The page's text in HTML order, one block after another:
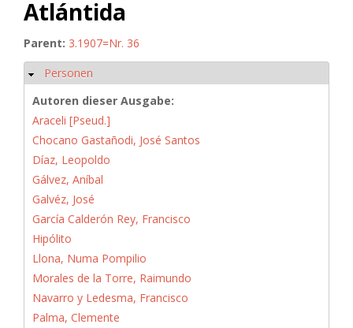
Atlántida
Parent: 3.1907=Nr. 36
Hide
Personen
Autoren dieser Ausgabe:
Araceli [Pseud.]
Chocano Gastañodi, José Santos
Díaz, Leopoldo
Gálvez, Aníbal
Galvéz, José
García Calderón Rey, Francisco
Hipólito
Llona, Numa Pompilio
Morales de la Torre, Raimundo
Navarro y Ledesma, Francisco
Palma, Clemente